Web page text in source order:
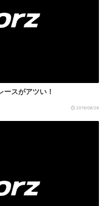
ースがアツい！
2019/08/28